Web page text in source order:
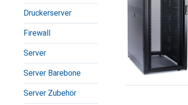
Druckerserver
Firewall
Server
Server Barebone
Server Zubehör